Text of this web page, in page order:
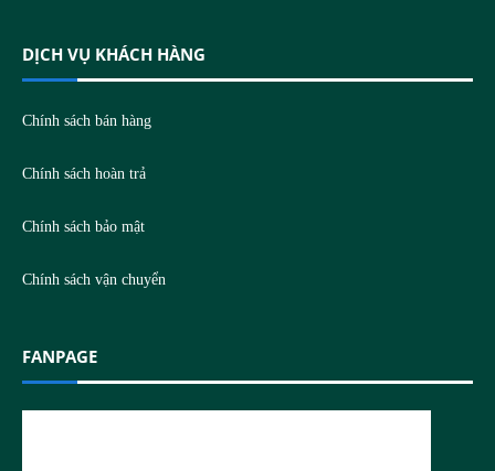
DỊCH VỤ KHÁCH HÀNG
Chính sách bán hàng
Chính sách hoàn trả
Chính sách bảo mật
Chính sách vận chuyển
FANPAGE